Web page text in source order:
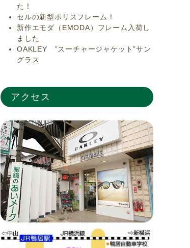
た！
セルの新型ポリスフレーム！
新作エモダ（EMODA）フレーム入荷し
ました
OAKLEY ”スーチャージャケット”サン
グラス
アクセス